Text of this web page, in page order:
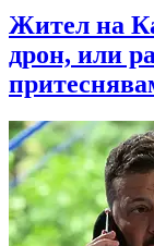
Жител на
дрон, или